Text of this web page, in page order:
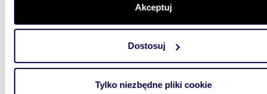
wycofać swoją zgodę w dowolnej chwili.
aby oferować funkcje społecznościowe i analizować ruch w
witrynie. Informacje o tym, jak korzystasz z naszej witryny,
analitycznym. Partnerzy mogą połączyć te informacje z
Akceptuj
Dostosuj
Tylko niezbędne pliki cookie
Zapraszam do dwupoziomowego apartamentu z